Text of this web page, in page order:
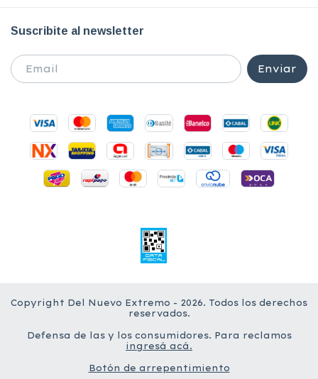
Suscribite al newsletter
Copyright Del Nuevo Extremo - 2026. Todos los derechos
reservados.
Defensa de las y los consumidores. Para reclamos
ingresá acá.
Botón de arrepentimiento